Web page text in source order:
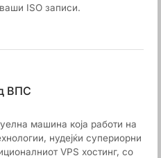
ISO записи.
ВПС
машина која работи на
нудејќи супериорни
VPS хостинг, со